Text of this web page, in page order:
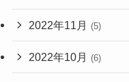
2022年11月 (5)
2022年10月 (6)